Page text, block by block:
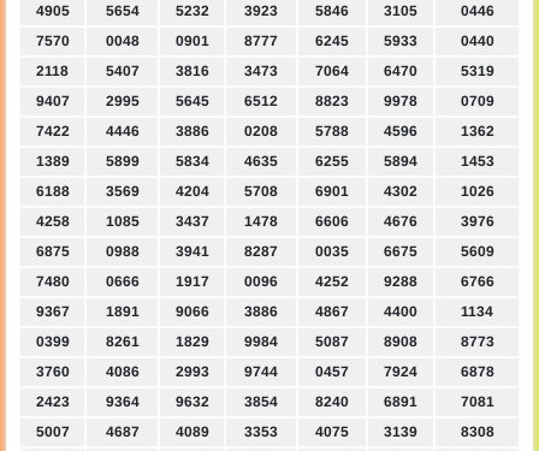
4905
5654 5232 3923 5846 3105
0446
7570
0048 0901 8777 6245 5933
0440
2118
5407 3816 3473 7064 6470
5319
9407
2995 5645 6512 8823 9978
0709
7422
4446 3886 0208 5788 4596
1362
1389
5899 5834 4635 6255 5894
1453
6188
3569 4204 5708 6901 4302
1026
4258
1085 3437 1478 6606 4676
3976
6875
0988 3941 8287 0035 6675
5609
7480
0666 1917 0096 4252 9288
6766
9367
1891 9066 3886 4867 4400
1134
0399
8261 1829 9984 5087 8908
8773
3760
4086 2993 9744 0457 7924
6878
2423
9364 9632 3854 8240 6891
7081
5007
4687 4089 3353 4075 3139
8308